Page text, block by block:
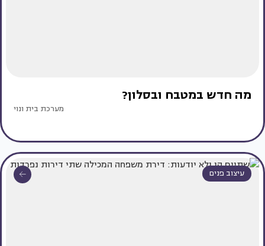
מה חדש במטבח ובסלון?
מערכת בית ונוי
עיצוב פנים